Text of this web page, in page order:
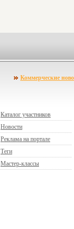
Коммерческие
Каталог участников
Новости
Реклама на портале
Теги
Мастер-классы